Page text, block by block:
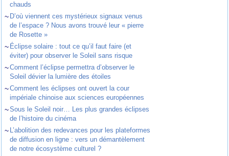
chauds
~ D’où viennent ces mystérieux signaux venus
de l’espace ? Nous avons trouvé leur « pierre
de Rosette »
~ Éclipse solaire : tout ce qu’il faut faire (et
éviter) pour observer le Soleil sans risque
~Comment l’éclipse permettra d’observer le
Soleil dévier la lumière des étoiles
~Comment les éclipses ont ouvert la cour
impériale chinoise aux sciences européennes
~Sous le Soleil noir… Les plus grandes éclipses
de l’histoire du cinéma
~ L’abolition des redevances pour les plateformes
de diffusion en ligne : vers un démantèlement
de notre écosystème culturel ?